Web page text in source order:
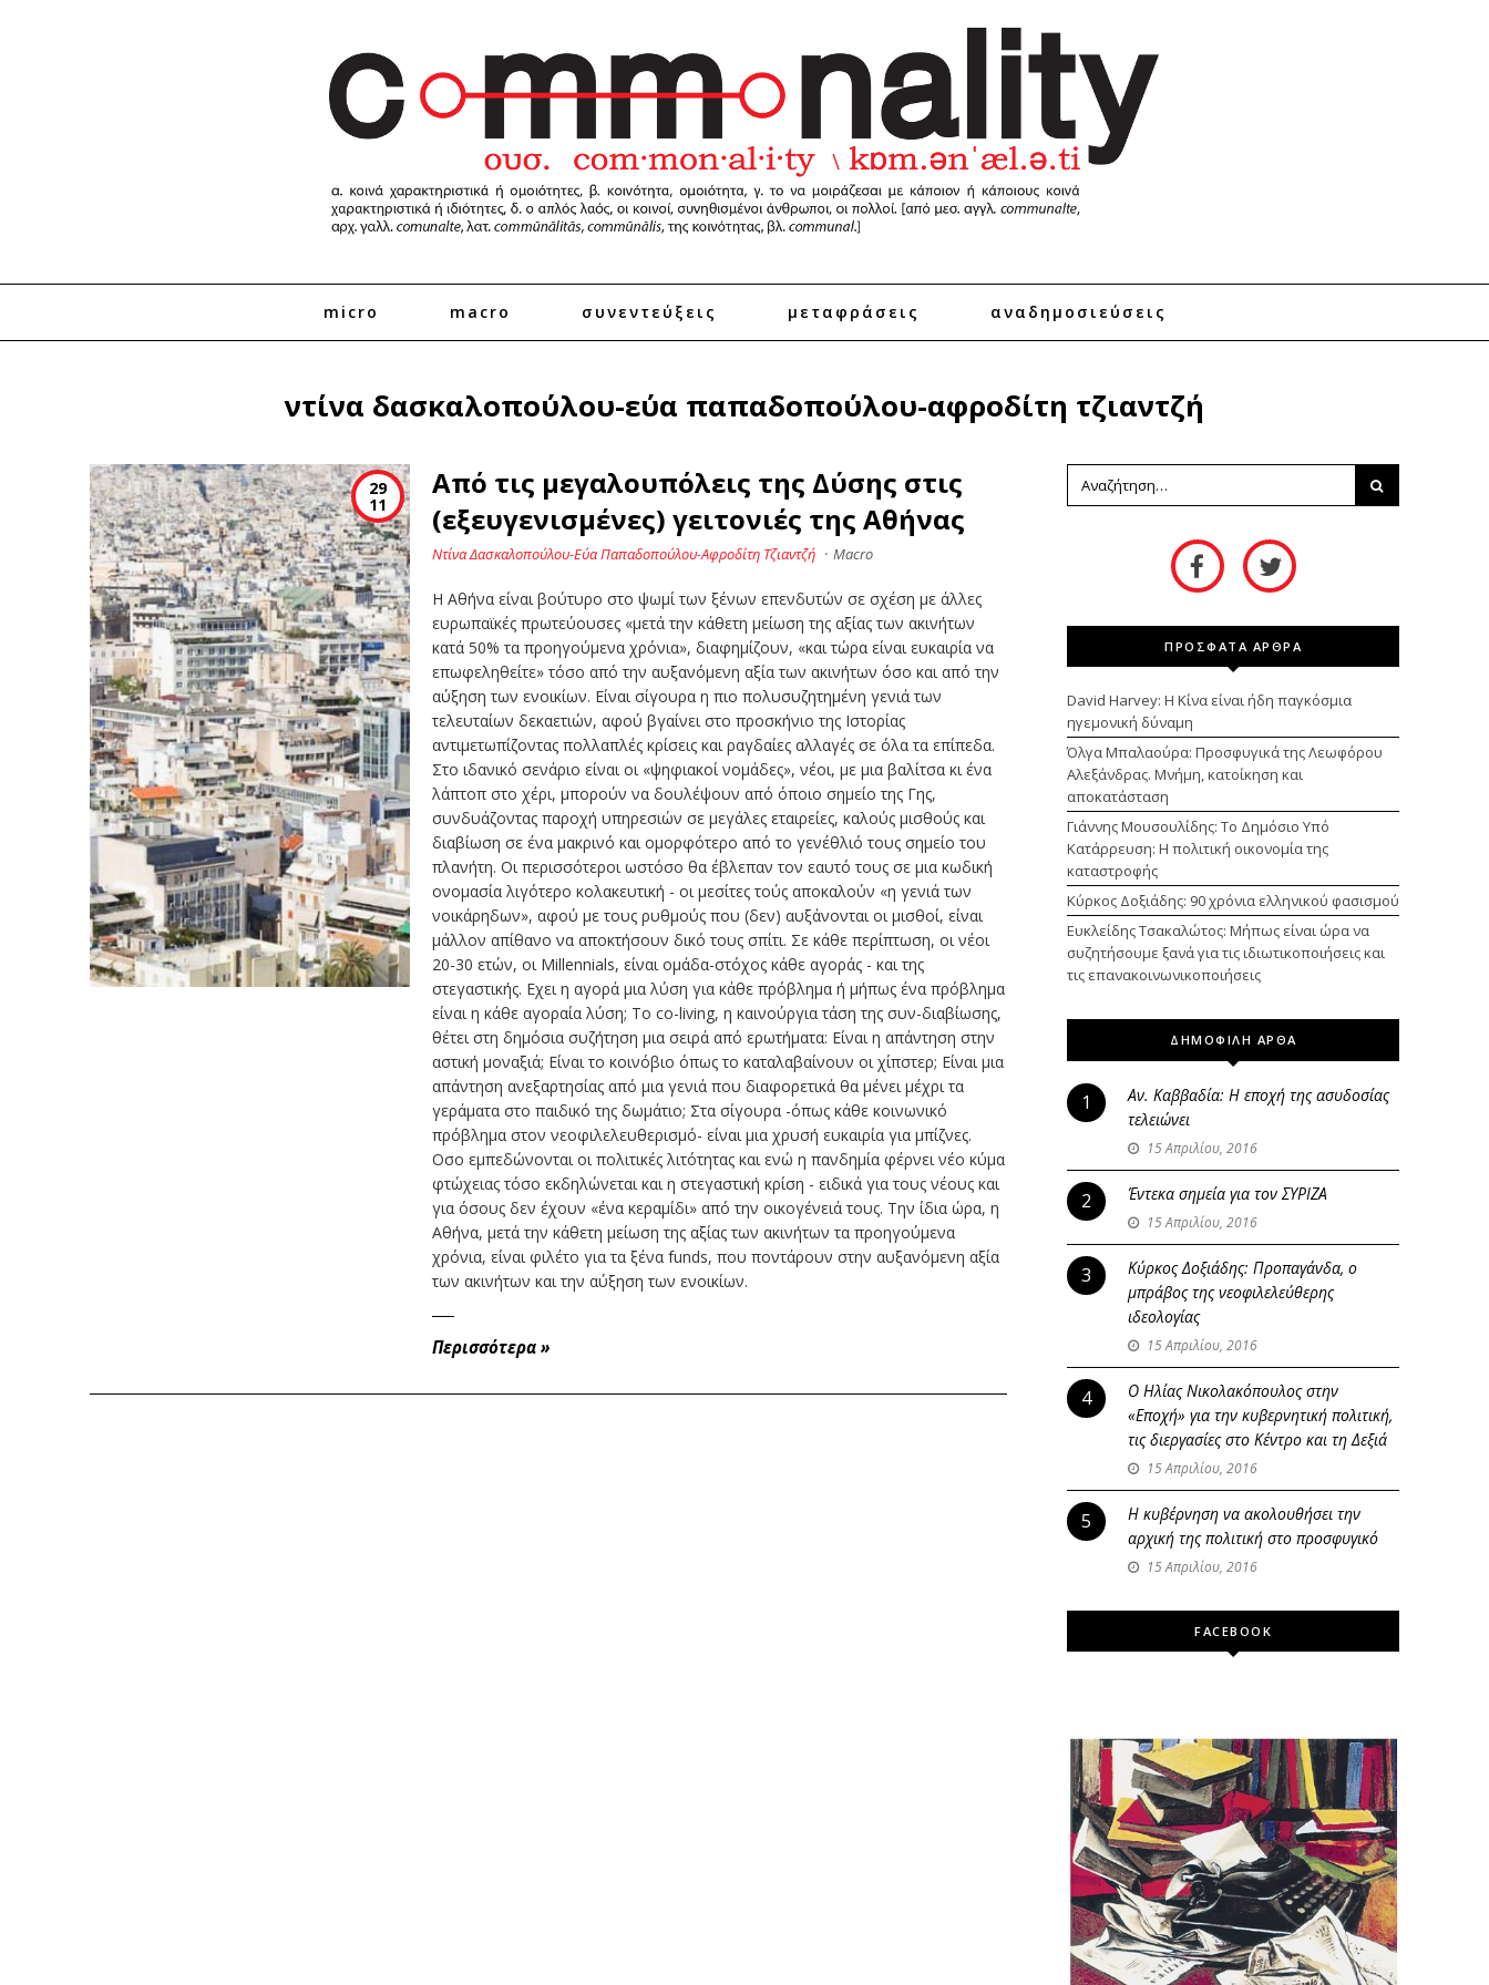
micro macro συνεντεύξεις μεταφράσεις αναδημοσιεύσεις
ντίνα δασκαλοπούλου-εύα παπαδοπούλου-αφροδίτη τζιαντζή
29
11
Από τις μεγαλουπόλεις της Δύσης στις
(εξευγενισμένες) γειτονιές της Αθήνας
Ντίνα Δασκαλοπούλου-Εύα Παπαδοπούλου-Αφροδίτη Τζιαντζή · Macro
Η Αθήνα είναι βούτυρο στο ψωμί των ξένων επενδυτών σε σχέση με άλλες
ευρωπαϊκές πρωτεύουσες «μετά την κάθετη μείωση της αξίας των ακινήτων
κατά 50% τα προηγούμενα χρόνια», διαφημίζουν, «και τώρα είναι ευκαιρία να
επωφεληθείτε» τόσο από την αυξανόμενη αξία των ακινήτων όσο και από την
αύξηση των ενοικίων. Είναι σίγουρα η πιο πολυσυζητημένη γενιά των
τελευταίων δεκαετιών, αφού βγαίνει στο προσκήνιο της Ιστορίας
αντιμετωπίζοντας πολλαπλές κρίσεις και ραγδαίες αλλαγές σε όλα τα επίπεδα.
Στο ιδανικό σενάριο είναι οι «ψηφιακοί νομάδες», νέοι, με μια βαλίτσα κι ένα
λάπτοπ στο χέρι, μπορούν να δουλέψουν από όποιο σημείο της Γης,
συνδυάζοντας παροχή υπηρεσιών σε μεγάλες εταιρείες, καλούς μισθούς και
διαβίωση σε ένα μακρινό και ομορφότερο από το γενέθλιό τους σημείο του
πλανήτη. Οι περισσότεροι ωστόσο θα έβλεπαν τον εαυτό τους σε μια κωδική
ονομασία λιγότερο κολακευτική - οι μεσίτες τούς αποκαλούν «η γενιά των
νοικάρηδων», αφού με τους ρυθμούς που (δεν) αυξάνονται οι μισθοί, είναι
μάλλον απίθανο να αποκτήσουν δικό τους σπίτι. Σε κάθε περίπτωση, οι νέοι
20-30 ετών, οι Millennials, είναι ομάδα-στόχος κάθε αγοράς - και της
στεγαστικής. Εχει η αγορά μια λύση για κάθε πρόβλημα ή μήπως ένα πρόβλημα
είναι η κάθε αγοραία λύση; Το co-living, η καινούργια τάση της συν-διαβίωσης,
θέτει στη δημόσια συζήτηση μια σειρά από ερωτήματα: Είναι η απάντηση στην
αστική μοναξιά; Είναι το κοινόβιο όπως το καταλαβαίνουν οι χίπστερ; Είναι μια
απάντηση ανεξαρτησίας από μια γενιά που διαφορετικά θα μένει μέχρι τα
γεράματα στο παιδικό της δωμάτιο; Στα σίγουρα -όπως κάθε κοινωνικό
πρόβλημα στον νεοφιλελευθερισμό- είναι μια χρυσή ευκαιρία για μπίζνες.
Οσο εμπεδώνονται οι πολιτικές λιτότητας και ενώ η πανδημία φέρνει νέο κύμα
φτώχειας τόσο εκδηλώνεται και η στεγαστική κρίση - ειδικά για τους νέους και
για όσους δεν έχουν «ένα κεραμίδι» από την οικογένειά τους. Την ίδια ώρα, η
Αθήνα, μετά την κάθετη μείωση της αξίας των ακινήτων τα προηγούμενα
χρόνια, είναι φιλέτο για τα ξένα funds, που ποντάρουν στην αυξανόμενη αξία
των ακινήτων και την αύξηση των ενοικίων.
Περισσότερα»
ΠΡΟΣΦΑΤΑ ΑΡΘΡΑ
David Harvey: Η Κίνα είναι ήδη παγκόσμια
ηγεμονική δύναμη
Όλγα Μπαλαούρα: Προσφυγικά της Λεωφόρου
Αλεξάνδρας. Μνήμη, κατοίκηση και
αποκατάσταση
Γιάννης Μουσουλίδης: Το Δημόσιο Υπό
Κατάρρευση: Η πολιτική οικονομία της
καταστροφής
Κύρκος Δοξιάδης: 90 χρόνια ελληνικού φασισμού
Ευκλείδης Τσακαλώτος: Μήπως είναι ώρα να
συζητήσουμε ξανά για τις ιδιωτικοποιήσεις και
τις επανακοινωνικοποιήσεις
ΔΗΜΟΦΙΛΗ ΑΡΘΑ
1
Αν. Καββαδία: Η εποχή της ασυδοσίας
τελειώνει
15 Απριλίου, 2016
2 Έντεκα σημεία για τον ΣΥΡΙΖΑ
15 Απριλίου, 2016
3
Κύρκος Δοξιάδης: Προπαγάνδα, ο
μπράβος της νεοφιλελεύθερης
ιδεολογίας
15 Απριλίου, 2016
4
Ο Ηλίας Νικολακόπουλος στην
«Εποχή» για την κυβερνητική πολιτική,
τις διεργασίες στο Κέντρο και τη Δεξιά
15 Απριλίου, 2016
5
Η κυβέρνηση να ακολουθήσει την
αρχική της πολιτική στο προσφυγικό
15 Απριλίου, 2016
FACEBOOK